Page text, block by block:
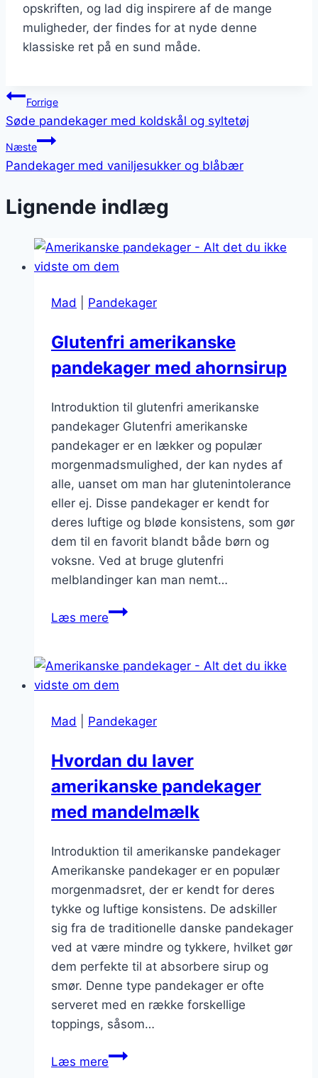
opskriften, og lad dig inspirere af de mange
muligheder, der findes for at nyde denne
klassiske ret på en sund måde.
Indlægsnavigation
Forrige
Søde pandekager med koldskål og syltetøj
Næste
Pandekager med vaniljesukker og blåbær
Lignende indlæg
Mad Pandekager
Glutenfri amerikanske
pandekager med ahornsirup
Introduktion til glutenfri amerikanske
pandekager Glutenfri amerikanske
pandekager er en lækker og populær
morgenmadsmulighed, der kan nydes af
alle, uanset om man har glutenintolerance
eller ej. Disse pandekager er kendt for
deres luftige og bløde konsistens, som gør
dem til en favorit blandt både børn og
voksne. Ved at bruge glutenfri
melblandinger kan man nemt…
Læs mereGlutenfri
med
ahornsirup
Mad Pandekager
Hvordan du laver
amerikanske pandekager
med mandelmælk
Introduktion til amerikanske pandekager
Amerikanske pandekager er en populær
morgenmadsret, der er kendt for deres
tykke og luftige konsistens. De adskiller
sig fra de traditionelle danske pandekager
ved at være mindre og tykkere, hvilket gør
dem perfekte til at absorbere sirup og
smør. Denne type pandekager er ofte
serveret med en række forskellige
toppings, såsom…
Læs mereHvordan